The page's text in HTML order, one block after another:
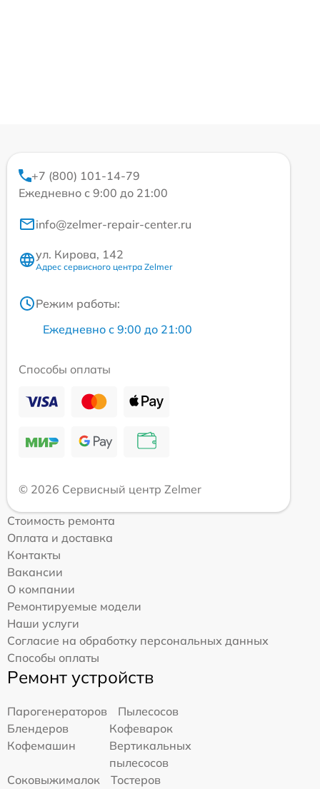
+7 (800) 101-14-79
Ежедневно с 9:00 до 21:00
info@zelmer-repair-center.ru
ул. Кирова, 142
Адрес сервисного центра Zelmer
Режим работы:
Ежедневно с 9:00 до 21:00
Способы оплаты
© 2026 Сервисный центр Zelmer
Стоимость ремонта
Оплата и доставка
Контакты
Вакансии
О компании
Ремонтируемые модели
Наши услуги
Согласие на обработку персональных данных
Способы оплаты
Ремонт устройств
Парогенераторов
Пылесосов
Блендеров
Кофеварок
Кофемашин
Вертикальных
пылесосов
Соковыжималок
Тостеров